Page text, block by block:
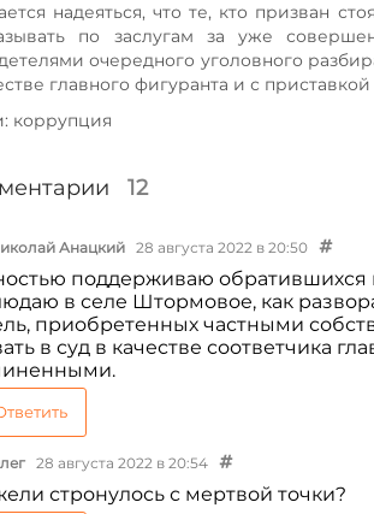
надеяться, что те, кто призван
по заслугам за уже
очередного уголовного
главного фигуранта и с
коррупция
12
Анацкий 28 августа 2022 в 20:50
поддерживаю обратившихся
в селе Штормовое, как
приобретенных частными
в суд в качестве соответчика
28 августа 2022 в 20:54
стронулось с мертвой точки?